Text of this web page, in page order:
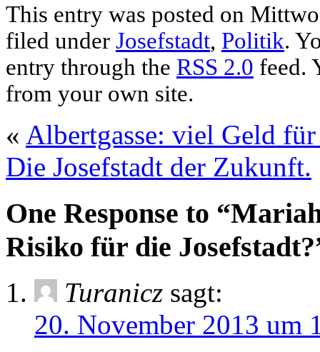
This entry was posted on
filed under Josefstadt, Politik.
entry through the RSS 2.0 feed.
from your own site.
« Albertgasse: viel Geld
Die Josefstadt der Zukunft.
One Response to
Risiko für die
Turanicz sagt:
20. November 2013 um